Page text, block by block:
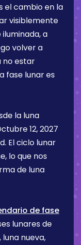
el cambio en la
visiblemente
a
volver a
no estar
fase lunar es
la luna
12, 2027
El ciclo lunar
lo que nos
de luna
de fase
lunares de
nueva,